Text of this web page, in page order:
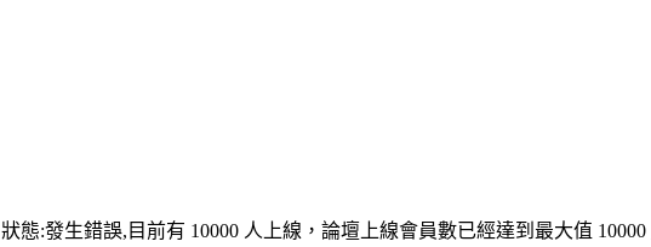
狀態:發生錯誤,目前有 10000 人上線，論壇上線會員數已經達到最大值